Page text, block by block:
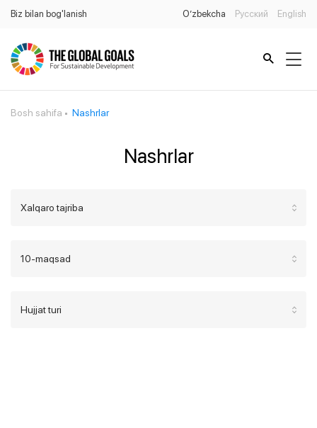
Biz bilan bog'lanish O’zbekcha Русский English
Bosh sahifa Nashrlar
Nashrlar
Xalqaro tajriba
10-maqsad
Hujjat turi